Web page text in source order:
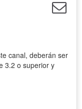
canal, deberán ser
3.2 o superior y